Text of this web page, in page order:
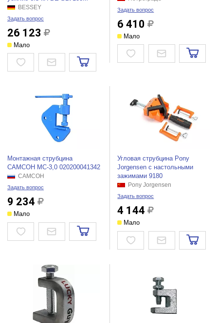
BESSEY
Задать вопрос
26 123
Мало
Задать вопрос
6 410
Мало
Монтажная струбцина
САМСОН МС-3,0 020200041342
САМСОН
Задать вопрос
9 234
Мало
Угловая струбцина Pony
Jorgensen с настольными
зажимами 9180
Pony Jorgensen
Задать вопрос
4 144
Мало